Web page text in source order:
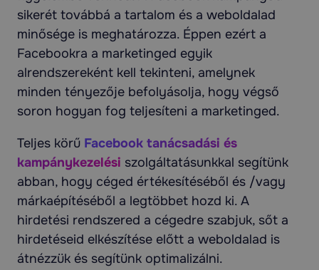
sikerét továbbá a tartalom és a weboldalad
minősége is meghatározza. Éppen ezért a
Facebookra a marketinged egyik
alrendszereként kell tekinteni, amelynek
minden tényezője befolyásolja, hogy végső
soron hogyan fog teljesíteni a marketinged.
Teljes körű Facebook tanácsadási és
kampánykezelési szolgáltatásunkkal segítünk
abban, hogy céged értékesítéséből és /vagy
márkaépítéséből a legtöbbet hozd ki. A
hirdetési rendszered a cégedre szabjuk, sőt a
hirdetéseid elkészítése előtt a weboldalad is
átnézzük és segítünk optimalizálni.